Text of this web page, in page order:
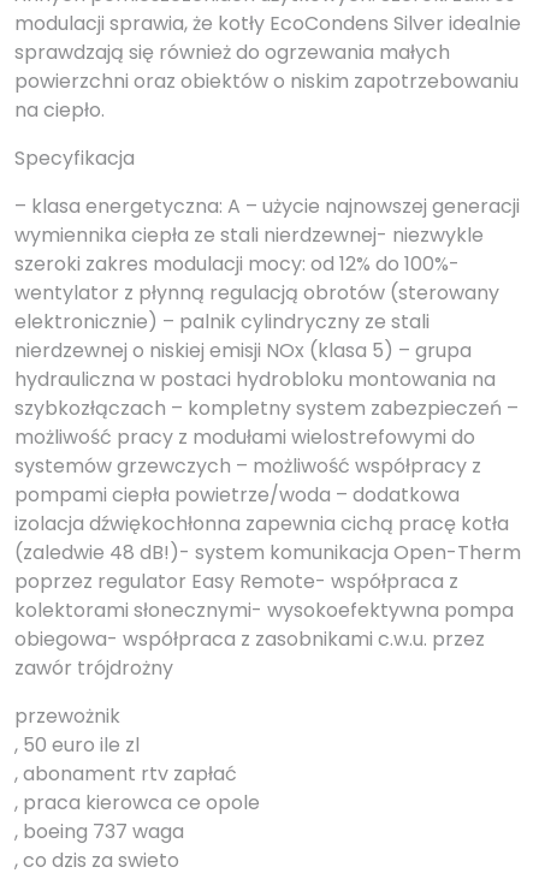
modulacji sprawia, że kotły EcoCondens Silver idealnie
sprawdzają się również do ogrzewania małych
powierzchni oraz obiektów o niskim zapotrzebowaniu
na ciepło.
Specyfikacja
– klasa energetyczna: A – użycie najnowszej generacji
wymiennika ciepła ze stali nierdzewnej- niezwykle
szeroki zakres modulacji mocy: od 12% do 100%-
wentylator z płynną regulacją obrotów (sterowany
elektronicznie) – palnik cylindryczny ze stali
nierdzewnej o niskiej emisji NOx (klasa 5) – grupa
hydrauliczna w postaci hydrobloku montowania na
szybkozłączach – kompletny system zabezpieczeń –
możliwość pracy z modułami wielostrefowymi do
systemów grzewczych – możliwość współpracy z
pompami ciepła powietrze/woda – dodatkowa
izolacja dźwiękochłonna zapewnia cichą pracę kotła
(zaledwie 48 dB!)- system komunikacja Open-Therm
poprzez regulator Easy Remote- współpraca z
kolektorami słonecznymi- wysokoefektywna pompa
obiegowa- współpraca z zasobnikami c.w.u. przez
zawór trójdrożny
przewożnik
, 50 euro ile zl
, abonament rtv zapłać
, praca kierowca ce opole
, boeing 737 waga
, co dzis za swieto